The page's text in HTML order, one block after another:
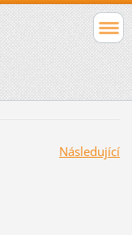
Následující